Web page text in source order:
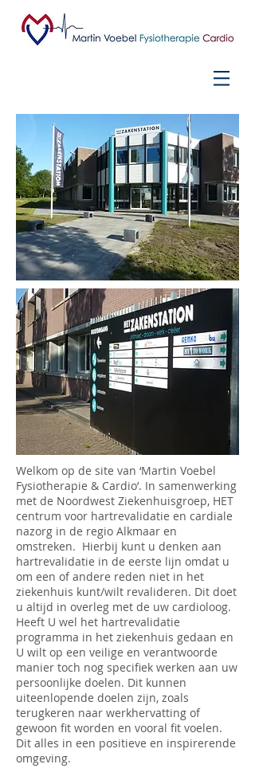
Welkom op de site van ‘Martin Voebel
Fysiotherapie & Cardio’. In samenwerking
met de Noordwest Ziekenhuisgroep, HET
centrum voor hartrevalidatie en cardiale
nazorg in de regio Alkmaar en
omstreken. Hierbij kunt u denken aan
hartrevalidatie in de eerste lijn omdat u
om een of andere reden niet in het
ziekenhuis kunt/wilt revalideren. Dit doet
u altijd in overleg met de uw cardioloog.
Heeft U wel het hartrevalidatie
programma in het ziekenhuis gedaan en
U wilt op een veilige en verantwoorde
manier toch nog specifiek werken aan uw
persoonlijke doelen. Dit kunnen
uiteenlopende doelen zijn, zoals
terugkeren naar werkhervatting of
gewoon fit worden en vooral fit voelen.
Dit alles in een positieve en inspirerende
omgeving.